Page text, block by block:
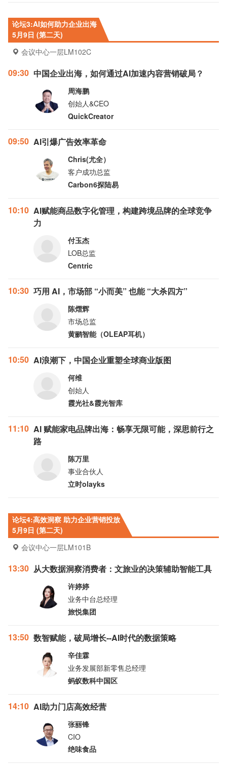
论坛3:AI如何助力企业出海
5月9日 (第二天)
会议中心一层LM102C
09:30 中国企业出海，如何通过AI加速内容营销破局？
周海鹏
创始人&CEO
QuickCreator
09:50 AI引爆广告效率革命
Chris(尤全）
客户成功总监
Carbon6探陆易
10:10 AI赋能商品数字化管理，构建跨境品牌的全球竞争
力
付玉杰
LOB总监
Centric
10:30 巧用 AI，市场部 “小而美” 也能 “大杀四方”
陈熠辉
市场总监
黄鹂智能（OLEAP耳机）
10:50 AI浪潮下，中国企业重塑全球商业版图
何维
创始人
霞光社&霞光智库
11:10 AI 赋能家电品牌出海：畅享无限可能，深思前行之
路
陈万里
事业合伙人
立时olayks
论坛4:高效洞察 助力企业营销投放
5月9日 (第二天)
会议中心一层LM101B
13:30 从大数据洞察消费者：文旅业的决策辅助智能工具
许婷婷
业务中台总经理
旅悦集团
13:50 数智赋能，破局增长--AI时代的数据策略
辛佳霖
业务发展部新零售总经理
蚂蚁数科中国区
14:10 AI助力门店高效经营
张丽锋
CIO
绝味食品